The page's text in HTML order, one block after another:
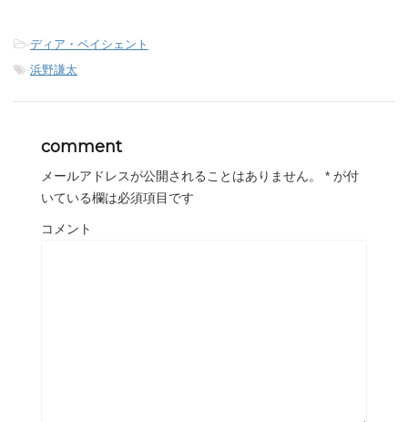
-ディア・ペイシェント
-浜野謙太
comment
メールアドレスが公開されることはありません。 * が付
いている欄は必須項目です
コメント